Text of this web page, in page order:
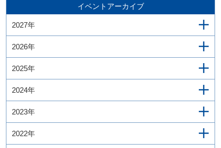
イベントアーカイブ
2027年
2026年
2025年
2024年
2023年
2022年